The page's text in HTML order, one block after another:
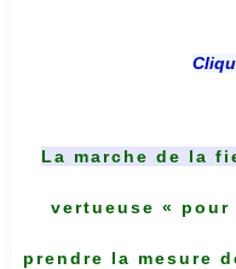
La marche de la
vertueuse «
prendre la mesure